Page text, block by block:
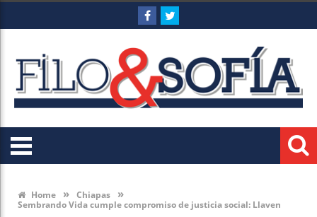
Home » Chiapas »
Sembrando Vida cumple compromiso de justicia social: Llaven